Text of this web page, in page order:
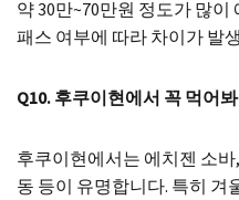
약 30만~70만원 정도가 많
패스 여부에 따라 차이가 발
Q10. 후쿠이현에서 꼭 먹어
후쿠이현에서는 에치젠 소
동 등이 유명합니다. 특히 겨